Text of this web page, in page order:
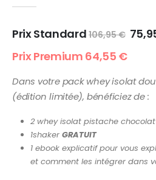
Prix Standard 106,95€
Prix Premium 64,55 €
Dans votre pack whey isolat
(édition limitée), bénéficiez de :
2 whey isolat pistache
1shaker GRATUIT
1 ebook explicatif pour vous
et comment les intégrer dans